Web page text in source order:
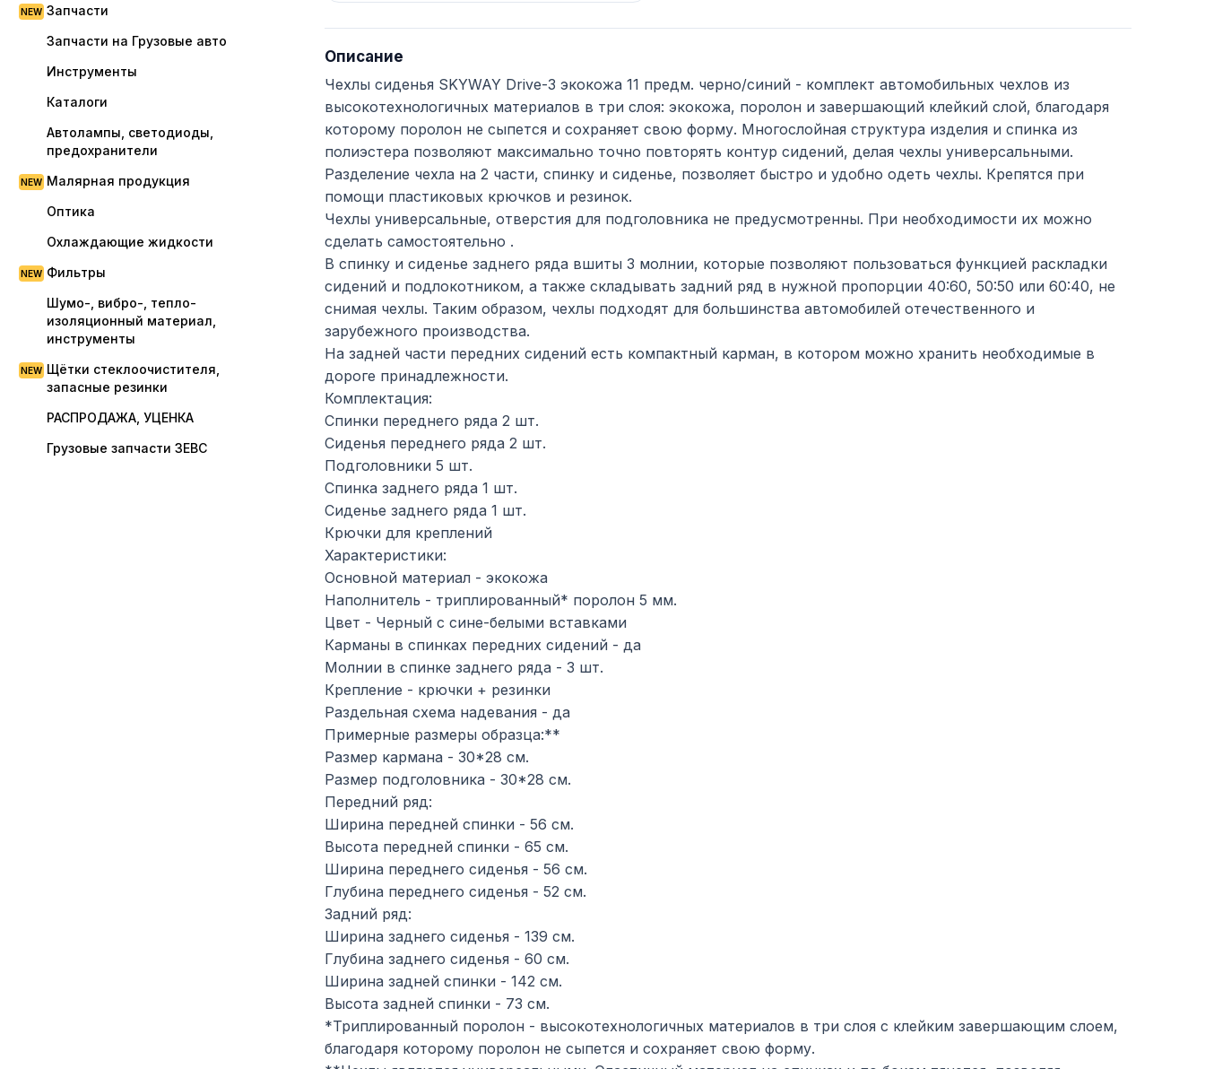
Запчасти
Запчасти на Грузовые авто
Инструменты
Каталоги
Автолампы, светодиоды,
предохранители
Малярная продукция
Оптика
Охлаждающие жидкости
Фильтры
Шумо-, вибро-, тепло-
изоляционный материал,
инструменты
Щётки стеклоочистителя,
запасные резинки
РАСПРОДАЖА, УЦЕНКА
Грузовые запчасти ЗЕВС
Описание
Чехлы сиденья SKYWAY Drive-3 экокожа 11 предм. черно/синий - комплект автомобильных чехлов из
высокотехнологичных материалов в три слоя: экокожа, поролон и завершающий клейкий слой, благодаря
которому поролон не сыпется и сохраняет свою форму. Многослойная структура изделия и спинка из
полиэстера позволяют максимально точно повторять контур сидений, делая чехлы универсальными.
Разделение чехла на 2 части, спинку и сиденье, позволяет быстро и удобно одеть чехлы. Крепятся при
помощи пластиковых крючков и резинок.
Чехлы универсальные, отверстия для подголовника не предусмотренны. При необходимости их можно
сделать самостоятельно .
В спинку и сиденье заднего ряда вшиты 3 молнии, которые позволяют пользоваться функцией раскладки
сидений и подлокотником, а также складывать задний ряд в нужной пропорции 40:60, 50:50 или 60:40, не
снимая чехлы. Таким образом, чехлы подходят для большинства автомобилей отечественного и
зарубежного производства.
На задней части передних сидений есть компактный карман, в котором можно хранить необходимые в
дороге принадлежности.
Комплектация:
Спинки переднего ряда 2 шт.
Сиденья переднего ряда 2 шт.
Подголовники 5 шт.
Спинка заднего ряда 1 шт.
Сиденье заднего ряда 1 шт.
Крючки для креплений
Характеристики:
Основной материал - экокожа
Наполнитель - триплированный* поролон 5 мм.
Цвет - Черный с сине-белыми вставками
Карманы в спинках передних сидений - да
Молнии в спинке заднего ряда - 3 шт.
Крепление - крючки + резинки
Раздельная схема надевания - да
Примерные размеры образца:**
Размер кармана - 30*28 см.
Размер подголовника - 30*28 см.
Передний ряд:
Ширина передней спинки - 56 см.
Высота передней спинки - 65 см.
Ширина переднего сиденья - 56 см.
Глубина переднего сиденья - 52 см.
Задний ряд:
Ширина заднего сиденья - 139 см.
Глубина заднего сиденья - 60 см.
Ширина задней спинки - 142 см.
Высота задней спинки - 73 см.
*Триплированный поролон - высокотехнологичных материалов в три слоя с клейким завершающим слоем,
благодаря которому поролон не сыпется и сохраняет свою форму.